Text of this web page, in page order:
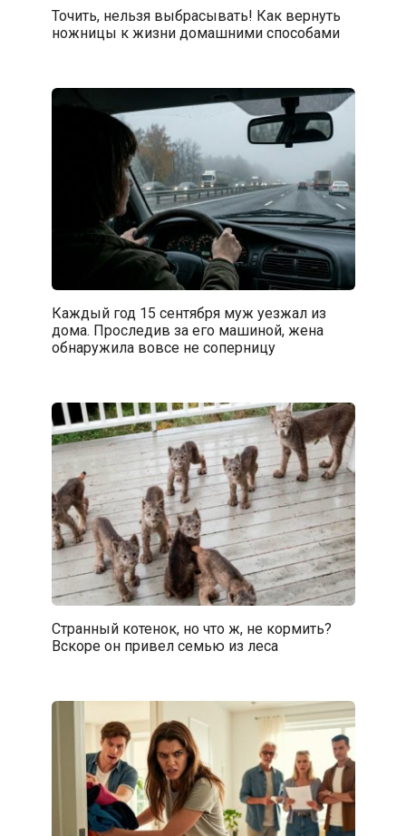
Точить, нельзя выбрасывать! Как вернуть
ножницы к жизни домашними способами
Каждый год 15 сентября муж уезжал из
дома. Проследив за его машиной, жена
обнаружила вовсе не соперницу
Странный котенок, но что ж, не кормить?
Вскоре он привел семью из леса